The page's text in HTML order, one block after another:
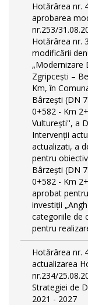
Hotărârea nr.
aprobarea
nr.253/
Hotărârea nr.
modificării
„Modernizare
Zgripcești –
Km, în
Bârzeşti (DN
0+582 - Km
Vulturești'', a
Intervenții
actualizati, a
pentru
Bârzeşti (DN
0+582 - Km
aprobat
investiții
categoriile de
pentru
Hotărârea nr.
actualizarea
nr.234/
Strategiei de
2021 - 2027